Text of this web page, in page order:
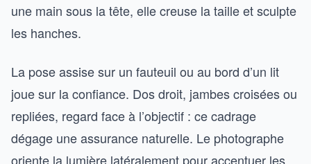
une main sous la tête, elle creuse la taille et sculpte
les hanches.
La pose assise sur un fauteuil ou au bord d’un lit
joue sur la confiance. Dos droit, jambes croisées ou
repliées, regard face à l’objectif : ce cadrage
dégage une assurance naturelle. Le photographe
oriente la lumière latéralement pour accentuer les